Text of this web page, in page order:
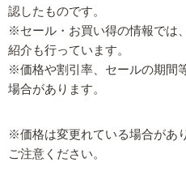
認したものです。
※セール・お買い得の情報では
紹介も行っています。
※価格や割引率、セールの期間
場合があります。
※価格は変更れている場合があ
ご注意ください。